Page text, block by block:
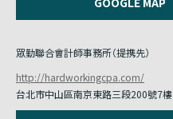
眾勤聯合會計師事務所（提携先）
http://hardworkingcpa.com/
台北市中山區南京東路三段200號7樓